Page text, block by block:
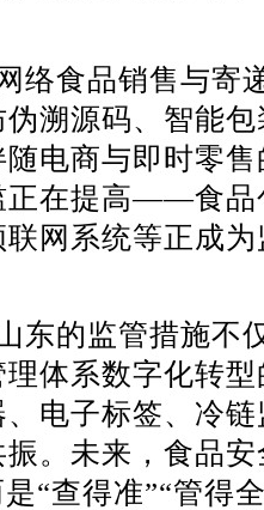
络食品销售与寄
溯源码、智能
电商与即时零
正在提高——食品
网系统等正成
东的监管措施不
体系数字化转
电子标签、冷
。未来，食品
“查得准”“管得